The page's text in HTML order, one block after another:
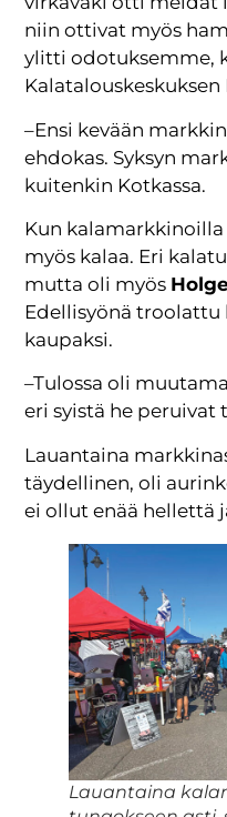
niin ottivat myös
ylitti odotuksemme,
Kalatalouskeskuksen
–Ensi kevään
ehdokas. Syksyn
kuitenkin Kotkassa.
Kun
myös kalaa. Eri
mutta oli myös
Edellisyönä troolattu
kaupaksi.
–Tulossa oli
eri syistä he peruivat
Lauantaina
täydellinen, oli
ei ollut enää hellettä
Lauantaina